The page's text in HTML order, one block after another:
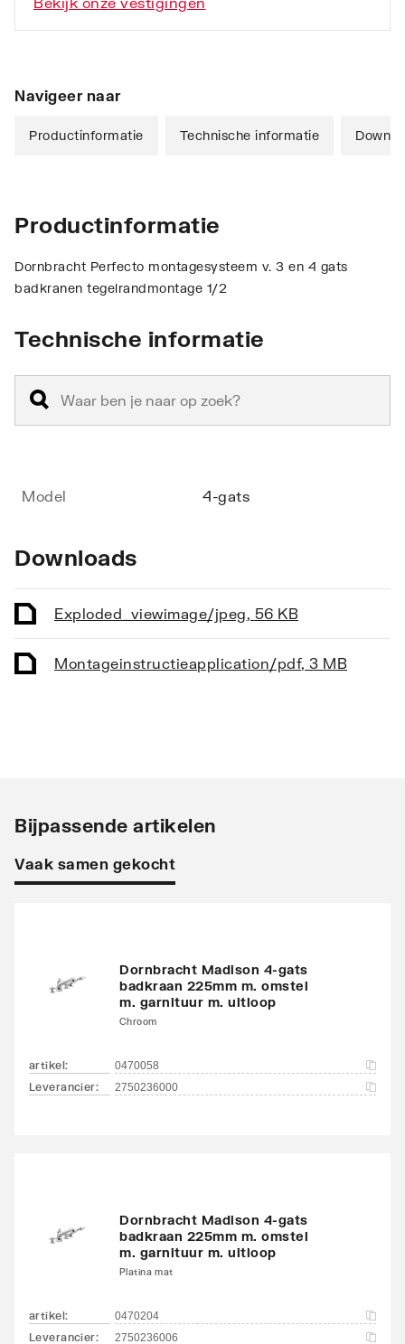
Navigeer naar
Productinformatie Technische informatie
Productinformatie
Dornbracht Perfecto montagesysteem v. 3 en 4 gats
badkranen tegelrandmontage 1/2
Technische informatie
Model 4-gats
Downloads
Exploded_viewimage/jpeg 56 KB
Montageinstructieapplication/pdf, 3 MB
Bijpassende artikelen
Vaak samen gekocht
Dornbracht Madison 4-gats
badkraan 225mm m. omstel
m. garnituur m. uitloop
Chroom
artikel: 0470058
Leverancier: 2750236000
Dornbracht Madison 4-gats
badkraan 225mm m. omstel
m. garnituur m. uitloop
Platina mat
artikel: 0470204
Leverancier: 2750236006